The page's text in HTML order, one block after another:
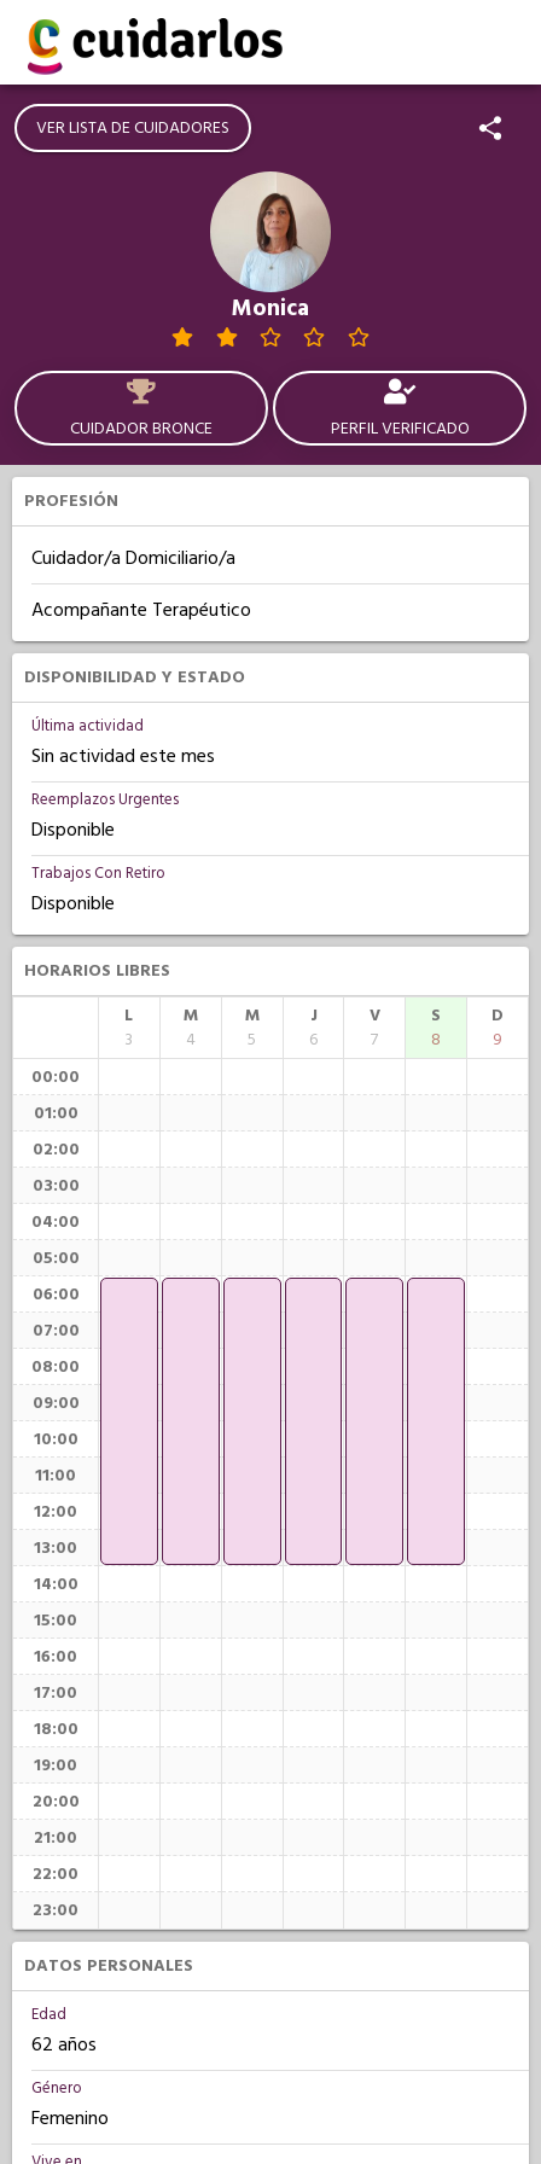
VER LISTA DE CUIDADORES
Monica
CUIDADOR BRONCE PERFIL VERIFICADO
PROFESIÓN
Cuidador/a Domiciliario/a
Acompañante Terapéutico
DISPONIBILIDAD Y ESTADO
Última actividad
Sin actividad este mes
Reemplazos Urgentes
Disponible
Trabajos Con Retiro
Disponible
HORARIOS LIBRES
L
3
M
4
M
5
J
6
V
7
S
8
D
9
00:00
01:00
02:00
03:00
04:00
05:00
06:00
07:00
08:00
09:00
10:00
11:00
12:00
13:00
14:00
15:00
16:00
17:00
18:00
19:00
20:00
21:00
22:00
23:00
DATOS PERSONALES
Edad
62 años
Género
Femenino